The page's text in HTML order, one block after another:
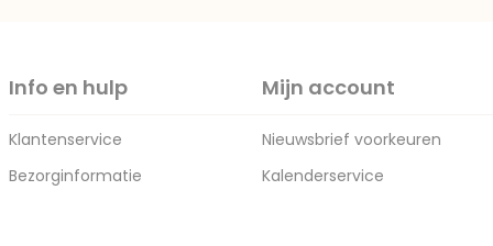
Info en hulp
Klantenservice
Bezorginformatie
Mijn account
Nieuwsbrief voorkeuren
Kalenderservice